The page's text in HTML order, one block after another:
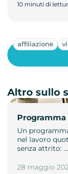
10 minuti di
affiliazione
Un
nel lavoro
senza attrito: …
28 maggio
Altro sullo